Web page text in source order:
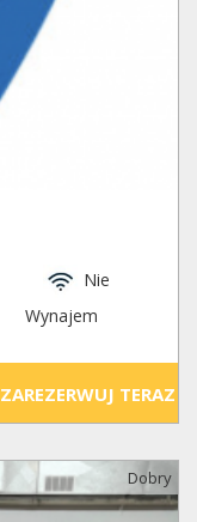
Nie
Wynajem
ZAREZERWUJ TERAZ
Dobry